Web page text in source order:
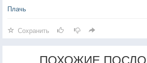
Плачь
Сохранить
ПОХОЖИЕ